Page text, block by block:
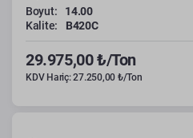
Boyut:
14.00
Kalite:
B420C
29.975,00 ₺/Ton
KDV Hariç: 27.250,00 ₺/Ton